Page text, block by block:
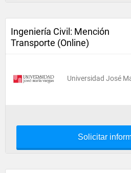
Ingeniería Civil: Mención
Transporte (Online)
Universidad José
Solicitar